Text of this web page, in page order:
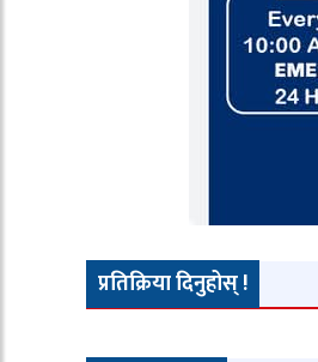
प्रतिक्रिया दिनुहोस् !